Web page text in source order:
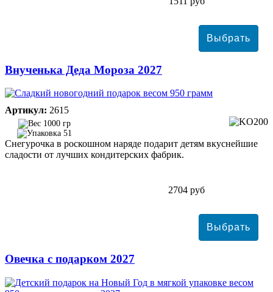
Внученька Деда Мороза 2027
Артикул: 2615
1000 гр
51
Снегурочка в роскошном наряде подарит детям вкуснейшие
сладости от лучших кондитерских фабрик.
2704 руб
Овечка с подарком 2027